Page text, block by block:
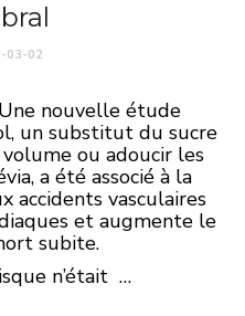
03-02
nouvelle étude
un substitut du sucre
ou adoucir les
a été associé à la
accidents vasculaires
et augmente le
subite.
n’était …